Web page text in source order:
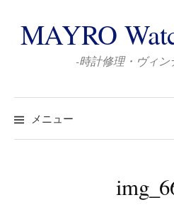
ン
テ
ス
キ
MAYRO
-時計修理・ヴィ
メニュー